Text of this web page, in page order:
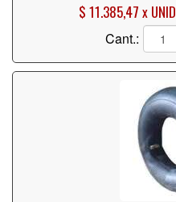
$ 11.385,47 x UNID
Cant.: